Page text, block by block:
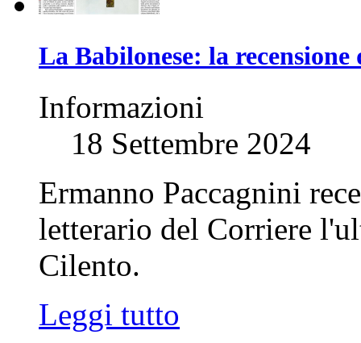
La Babilonese: la
Informazioni
18 Settembre 2024
Ermanno Paccagnini
letterario del Corriere
Cilento.
Leggi tutto